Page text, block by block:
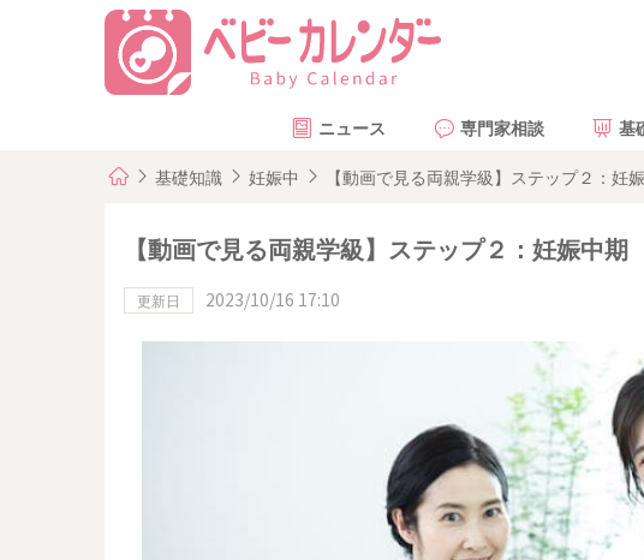
ニュース 専門家相談 基
基礎知識 妊娠中 【動画で見る両親学級】ステップ２：妊
【動画で見る両親学級】ステップ２：妊娠中期
更新日 2023/10/16 17:10